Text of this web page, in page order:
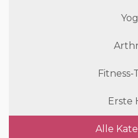
Fitness-
Erste
Alle